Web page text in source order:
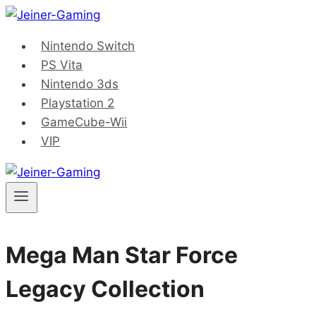
Saltar
contenidoNintendo Switch
PS Vita
Nintendo 3ds
Playstation 2
GameCube-Wii
VIP
Mega Man Star Force
Legacy Collection